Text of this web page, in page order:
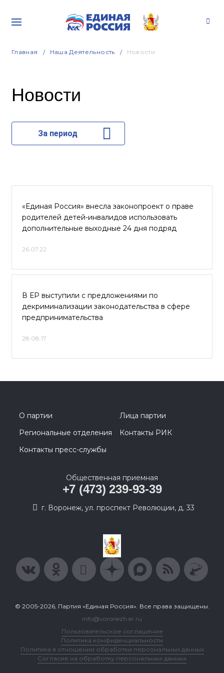
Главная Наша Деятельность Новости
Новости
За период
«Единая Россия» внесла законопроект о праве
родителей детей-инвалидов использовать
дополнительные выходные 24 дня подряд
26.07.22
В ЕР выступили с предложениями по
декриминализации законодательства в сфере
предпринимательства
28.08.17
О партии
Лица партии
Региональные отделения
Контакты РИК
Контакты пресс-службы
Общественная приемная
+7 (473) 239-93-39
г. Воронеж, ул. проспект Революции, д. 33
© 2005-2026, Партия «Единая Россия». Все права защищены.
info@voronezh.er.ru
Пользовательское соглашение
Политика конфиденциальности
Политика в отношении обработки персональных данных
Согласие на обработку персональных данных